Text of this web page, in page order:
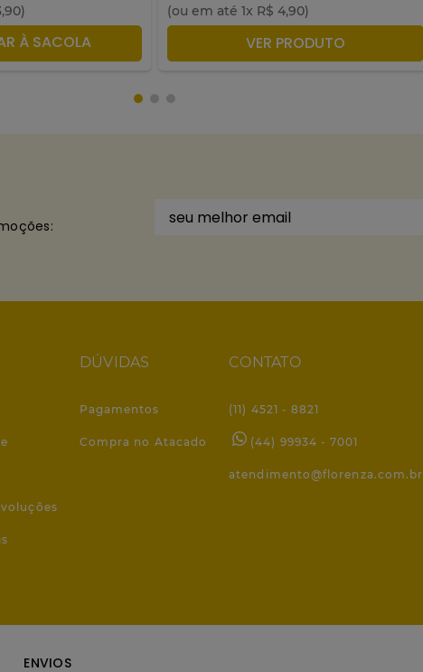
,90)
À SACOLA
(ou em até 1x R$ 4,90)
ADICIONAR À SACOLA
VER PRODUTO
DÚVIDAS
Pagamentos
Compra no Atacado
CONTATO
(11) 4521 - 8821
(44) 99934 - 7001
atendimento@florenza.com.br
ENVIOS